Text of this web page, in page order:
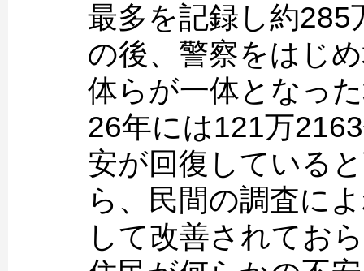
最多を記録し約
の後、警察をはじ
体らが一体となっ
26年には121万
安が回復している
ら、民間の調査に
して改善されてお